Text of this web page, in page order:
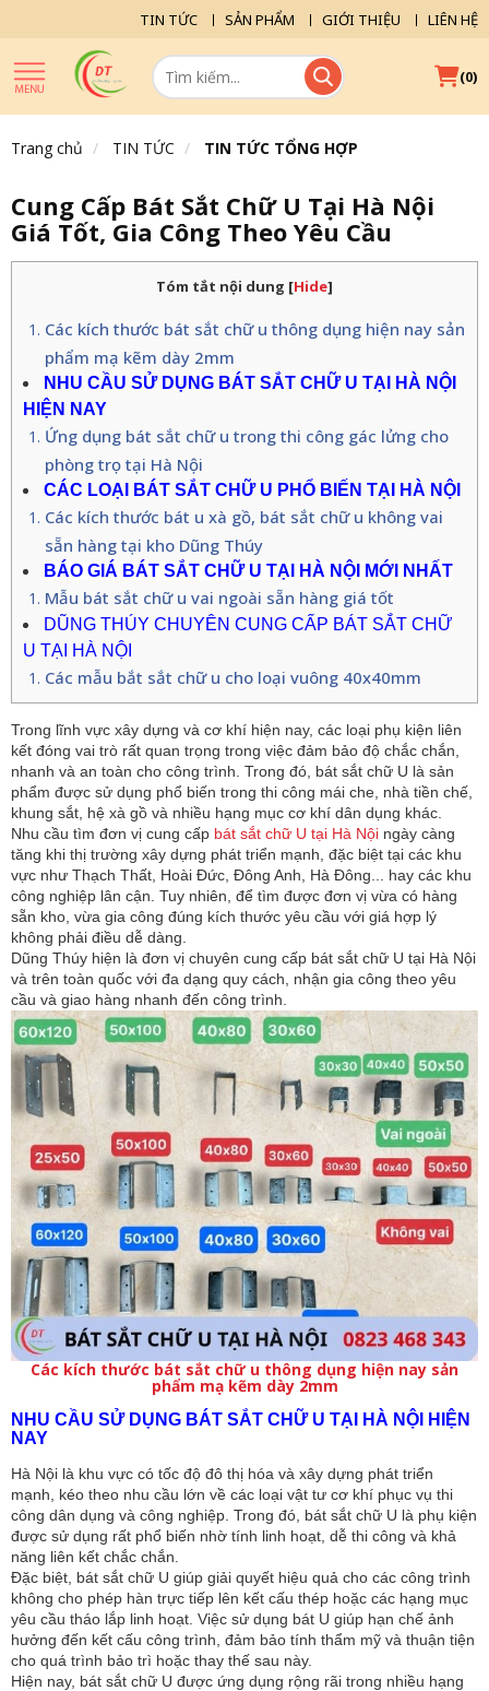
TIN TỨC SẢN PHẨM GIỚI THIỆU LIÊN HỆ
(0)
Trang chủ TIN TỨC TIN TỨC TỔNG HỢP
Cung Cấp Bát Sắt Chữ U Tại Hà Nội
Giá Tốt, Gia Công Theo Yêu Cầu
Tóm tắt nội dung [Hide]
Các kích thước bát sắt chữ u thông dụng hiện nay sản
phẩm mạ kẽm dày 2mm
NHU CẦU SỬ DỤNG BÁT SẮT CHỮ U TẠI HÀ NỘI
HIỆN NAY
Ứng dụng bát sắt chữ u trong thi công gác lửng cho
phòng trọ tại Hà Nội
CÁC LOẠI BÁT SẮT CHỮ U PHỔ BIẾN TẠI HÀ NỘI
Các kích thước bát u xà gồ, bát sắt chữ u không vai
sẵn hàng tại kho Dũng Thúy
BÁO GIÁ BÁT SẮT CHỮ U TẠI HÀ NỘI MỚI NHẤT
Mẫu bát sắt chữ u vai ngoài sẵn hàng giá tốt
DŨNG THÚY CHUYÊN CUNG CẤP BÁT SẮT CHỮ
U TẠI HÀ NỘI
Các mẫu bắt sắt chữ u cho loại vuông 40x40mm
Trong lĩnh vực xây dựng và cơ khí hiện nay, các loại phụ kiện liên
kết đóng vai trò rất quan trọng trong việc đảm bảo độ chắc chắn,
nhanh và an toàn cho công trình. Trong đó, bát sắt chữ U là sản
phẩm được sử dụng phổ biến trong thi công mái che, nhà tiền chế,
khung sắt, hệ xà gồ và nhiều hạng mục cơ khí dân dụng khác.
Nhu cầu tìm đơn vị cung cấp bát sắt chữ U tại Hà Nội ngày càng
tăng khi thị trường xây dựng phát triển mạnh, đặc biệt tại các khu
vực như Thạch Thất, Hoài Đức, Đông Anh, Hà Đông... hay các khu
công nghiệp lân cận. Tuy nhiên, để tìm được đơn vị vừa có hàng
sẵn kho, vừa gia công đúng kích thước yêu cầu với giá hợp lý
không phải điều dễ dàng.
Dũng Thúy hiện là đơn vị chuyên cung cấp bát sắt chữ U tại Hà Nội
và trên toàn quốc với đa dạng quy cách, nhận gia công theo yêu
cầu và giao hàng nhanh đến công trình.
Các kích thước bát sắt chữ u thông dụng hiện nay sản
phẩm mạ kẽm dày 2mm
NHU CẦU SỬ DỤNG BÁT SẮT CHỮ U TẠI HÀ NỘI HIỆN
NAY
Hà Nội là khu vực có tốc độ đô thị hóa và xây dựng phát triển
mạnh, kéo theo nhu cầu lớn về các loại vật tư cơ khí phục vụ thi
công dân dụng và công nghiệp. Trong đó, bát sắt chữ U là phụ kiện
được sử dụng rất phổ biến nhờ tính linh hoạt, dễ thi công và khả
năng liên kết chắc chắn.
Đặc biệt, bát sắt chữ U giúp giải quyết hiệu quả cho các công trình
không cho phép hàn trực tiếp lên kết cấu thép hoặc các hạng mục
yêu cầu tháo lắp linh hoạt. Việc sử dụng bát U giúp hạn chế ảnh
hưởng đến kết cấu công trình, đảm bảo tính thẩm mỹ và thuận tiện
cho quá trình bảo trì hoặc thay thế sau này.
Hiện nay, bát sắt chữ U được ứng dụng rộng rãi trong nhiều hạng